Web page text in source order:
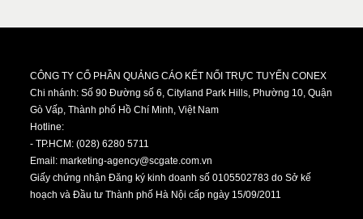
CÔNG TY CỔ PHẦN QUẢNG CÁO KẾT NỐI TRỰC TUYẾN CONEX
Chi nhánh: Số 90 Đường số 6, Cityland Park Hills, Phường 10, Quận
Gò Vấp, Thành phố Hồ Chí Minh, Việt Nam
Hotline:
- TP.HCM: (028) 6280 5711
Email:marketing-agency@scgate.com.vn
Giấy chứng nhận Đăng ký kinh doanh số 0105502783 do Sở kế
hoạch và Đầu tư Thành phố Hà Nội cấp ngày 15/09/2011